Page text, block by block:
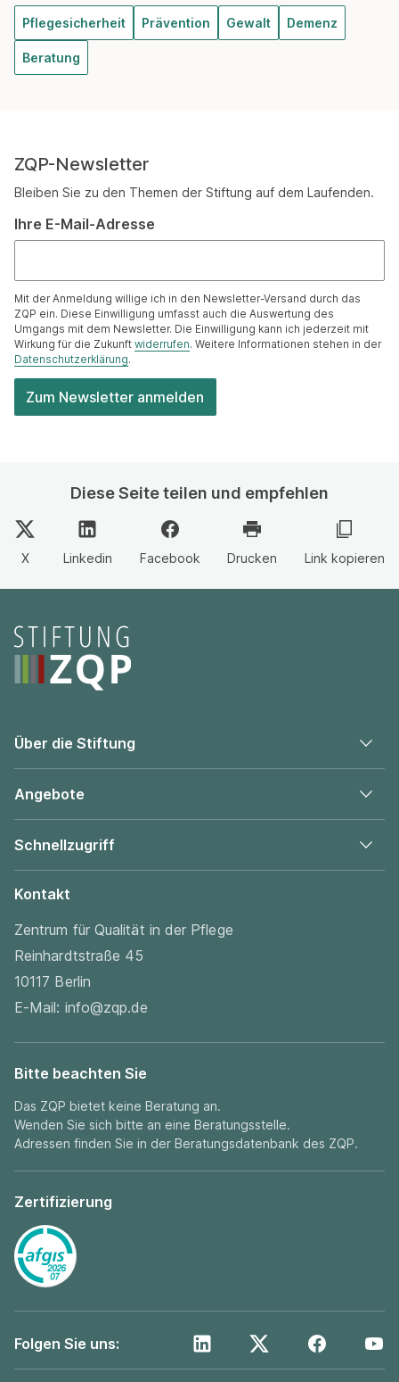
Pflegesicherheit Prävention Gewalt Demenz
Beratung
ZQP-Newsletter
Bleiben Sie zu den Themen der Stiftung auf dem Laufenden.
Ihre E-Mail-Adresse
Mit der Anmeldung willige ich in den Newsletter-Versand durch das
ZQP ein. Diese Einwilligung umfasst auch die Auswertung des
Umgangs mit dem Newsletter. Die Einwilligung kann ich jederzeit mit
Wirkung für die Zukunft widerrufen. Weitere Informationen stehen in der
Datenschutzerklärung.
Diese Seite teilen und empfehlen
X Linkedin Facebook Drucken Link kopieren
Seitenfooter
Über die Stiftung
Angebote
Schnellzugriff
Kontakt
Zentrum für Qualität in der Pflege
Reinhardtstraße 45
10117 Berlin
E-Mail: info@zqp.de
Bitte beachten Sie
Das ZQP bietet keine Beratung an.
Wenden Sie sich bitte an eine Beratungsstelle.
Adressen finden Sie in der Beratungsdatenbank des ZQP.
Zertifizierung
Folgen Sie uns: